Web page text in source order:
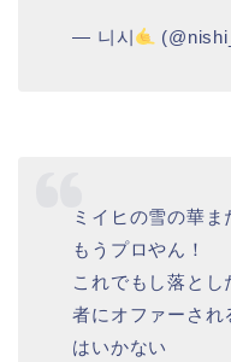
— 니시
ミイヒの雪の華ま
もうプロやん！
これでもし落と
者にオファーされ
はいかない